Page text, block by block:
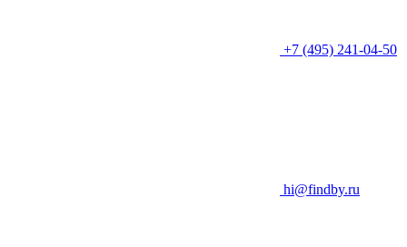
+7 (495) 241-04-50
hi@findby.ru